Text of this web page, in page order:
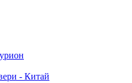
- Китай